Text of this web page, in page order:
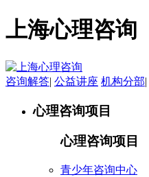
上海心理咨询
咨询解答| 公益讲座 机构分部|
心理咨询项目
心理咨询项目
青少年咨询中心